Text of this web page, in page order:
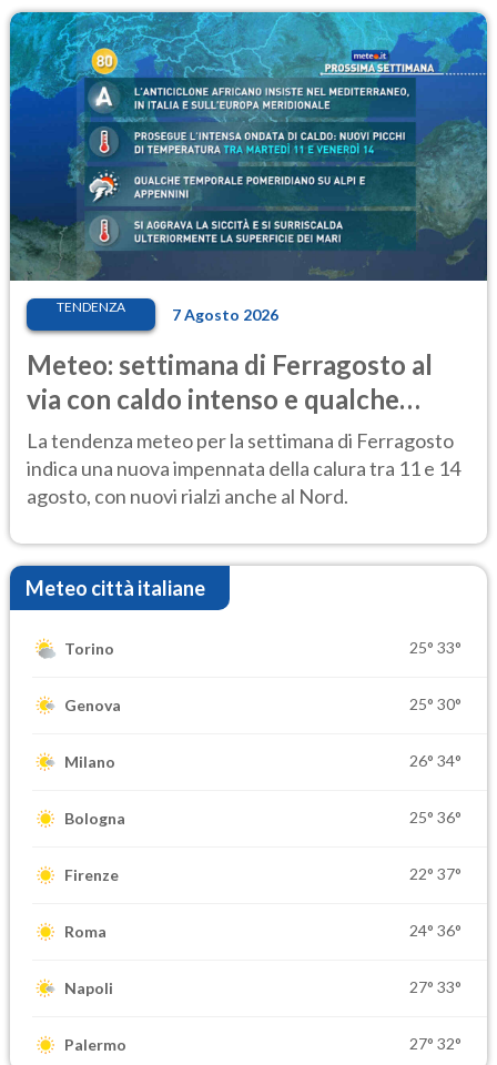
TENDENZA 7 Agosto 2026
Meteo: settimana di Ferragosto al
via con caldo intenso e qualche
temporale
La tendenza meteo per la settimana di Ferragosto
indica una nuova impennata della calura tra 11 e 14
agosto, con nuovi rialzi anche al Nord.
Meteo città italiane
Torino 25° 33°
Genova 25° 30°
Milano 26° 34°
Bologna 25° 36°
Firenze 22° 37°
Roma 24° 36°
Napoli 27° 33°
Palermo 27° 32°